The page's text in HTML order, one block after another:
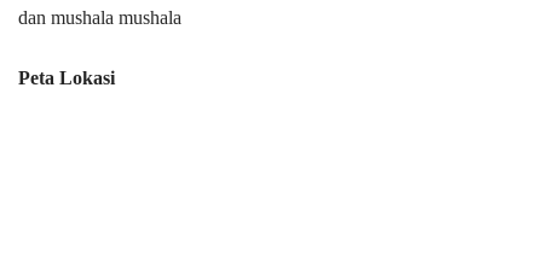
dan mushala mushala
Peta Lokasi